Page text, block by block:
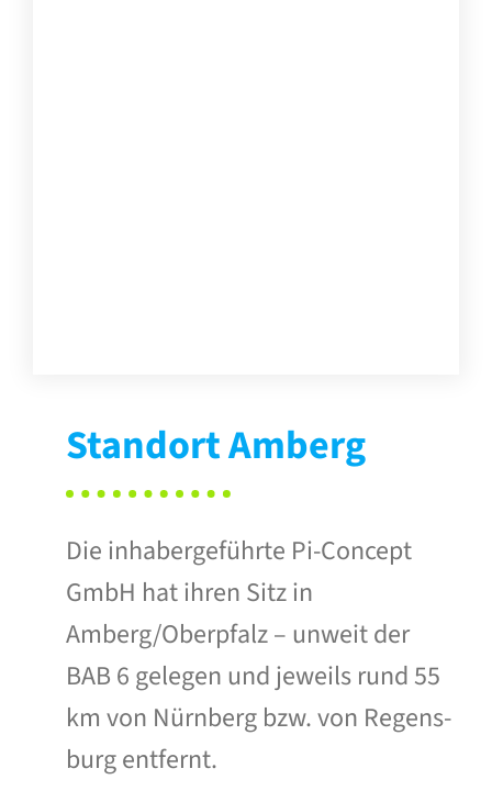
Standort Amberg
Die inhabergeführte Pi-Concept
GmbH hat ihren Sitz in
Amberg/Oberpfalz – unweit der
BAB 6 gelegen und jeweils rund 55
km von Nürnberg bzw. von Re­gens­
burg entfernt.